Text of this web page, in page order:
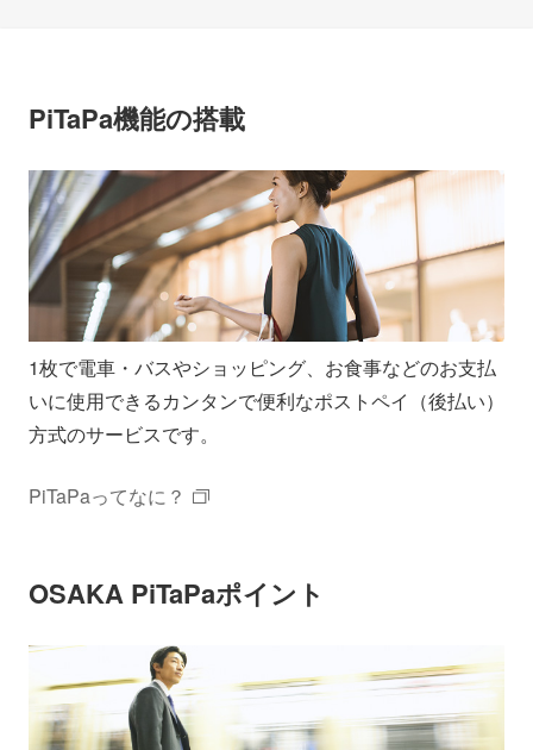
PiTaPa機能の搭載
1枚で電車・バスやショッピング、お食事などのお支払
いに使用できるカンタンで便利なポストペイ（後払い）
方式のサービスです。
PiTaPaってなに？
OSAKA PiTaPaポイント